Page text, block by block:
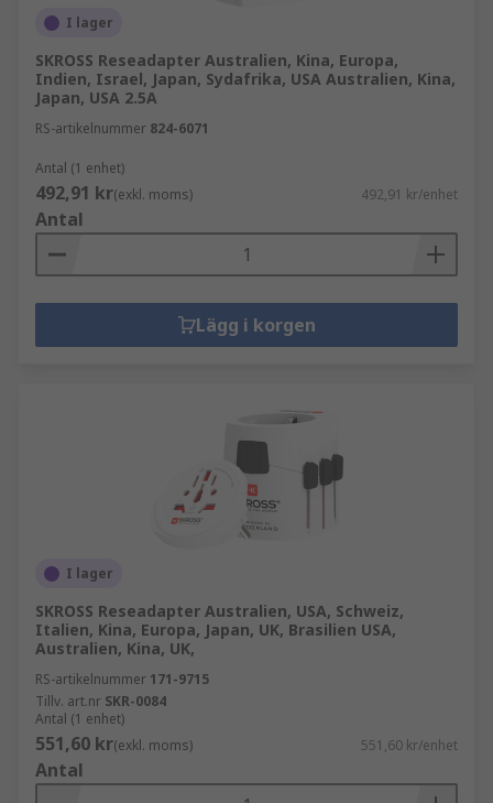
I lager
SKROSS Reseadapter Australien, Kina, Europa,
Indien, Israel, Japan, Sydafrika, USA Australien, Kina,
Japan, USA 2.5A
RS-artikelnummer 824-6071
Antal (1 enhet)
492,91 kr(exkl. moms) 492,91 kr/enhet
Antal
Lägg i korgen
I lager
SKROSS Reseadapter Australien, USA, Schweiz,
Italien, Kina, Europa, Japan, UK, Brasilien USA,
Australien, Kina, UK,
RS-artikelnummer 171-9715
Tillv. art.nr SKR-0084
Antal (1 enhet)
551,60 kr(exkl. moms) 551,60 kr/enhet
Antal